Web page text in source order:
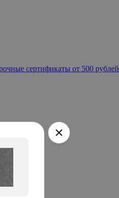
сертификаты от 500 рублей